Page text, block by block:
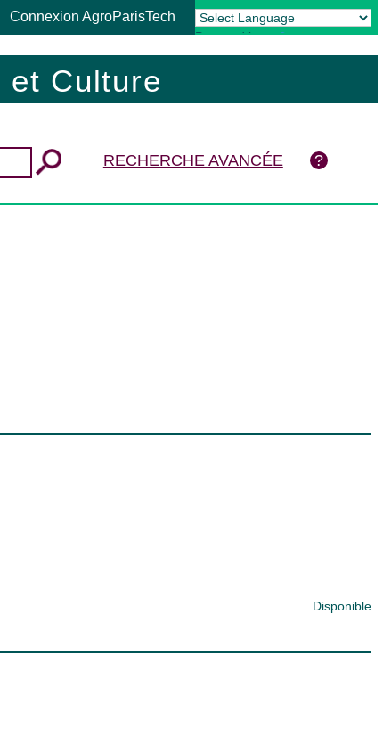
Connexion AgroParisTech
Powered by Translate
et Culture
RECHERCHE AVANCÉE
Disponible